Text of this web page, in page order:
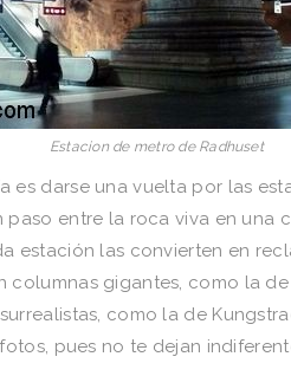
Estacion de metro de Radhuset
es darse una vuelta por las
paso entre la roca viva en una
estación las convierten en
columnas gigantes, como la de
como la de
pues no te dejan